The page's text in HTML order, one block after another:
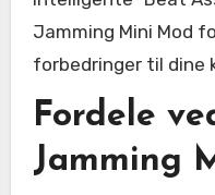
Jamming Mini Mod
forbedringer til dine
Fordele
Jamming